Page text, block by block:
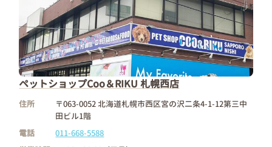
ペットショップCoo＆RIKU 札幌西店
住所
〒063-0052 北海道札幌市西区宮の沢二条4-1-12第三中
田ビル1階
電話
011-668-5588